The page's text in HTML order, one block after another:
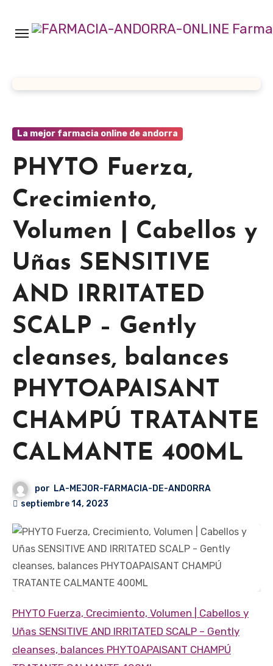
contenido
La mejor farmacia online de andorra
PHYTO Fuerza,
Crecimiento,
Volumen | Cabellos y
Uñas SENSITIVE
AND IRRITATED
SCALP – Gently
cleanses, balances
PHYTOAPAISANT
CHAMPÚ TRATANTE
CALMANTE 400ML
por LA-MEJOR-FARMACIA-DE-ANDORRA
septiembre 14, 2023
PHYTO Fuerza, Crecimiento, Volumen | Cabellos y
Uñas SENSITIVE AND IRRITATED SCALP – Gently
cleanses, balances PHYTOAPAISANT CHAMPÚ